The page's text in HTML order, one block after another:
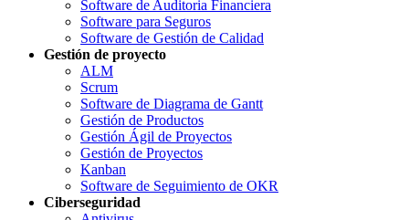
Software de Auditoria Financiera
Software para Seguros
Software de Gestión de Calidad
Gestión de proyecto
ALM
Scrum
Software de Diagrama de Gantt
Gestión de Productos
Gestión Ágil de Proyectos
Gestión de Proyectos
Kanban
Software de Seguimiento de OKR
Ciberseguridad